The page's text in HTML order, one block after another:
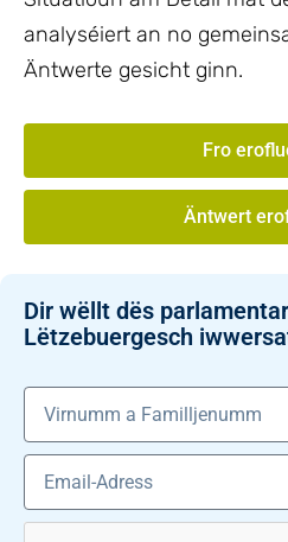
analyséiert an no
Äntwerte gesicht ginn.
Fro
Äntwert
Dir wëllt dës
Lëtzebuergesch